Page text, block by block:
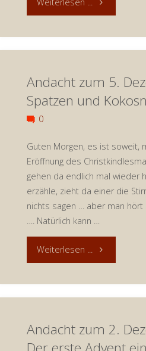
9.
Dezember
2017:
Andacht zum 5.
Spatzen und
0
Guten Morgen, es ist soweit,
Eröffnung des
gehen da endlich mal wieder
erzähle, zieht da einer die
nichts sagen … aber man hört
…. Natürlich kann …
Weiterlesen ... "Andacht
5.
Dezember
Andacht zum 2.